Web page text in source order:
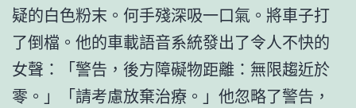
疑的白色粉末。何手殘深吸一口氣。將車子打
了倒檔。他的車載語音系統發出了令人不快的
女聲：「警告，後方障礙物距離：無限趨近於
零。」「請考慮放棄治療。」他忽略了警告，